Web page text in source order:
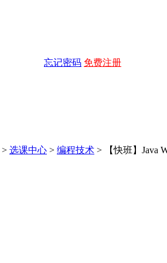
忘记密码 免费注册
> 选课中心 > 编程技术 > 【快班】Java